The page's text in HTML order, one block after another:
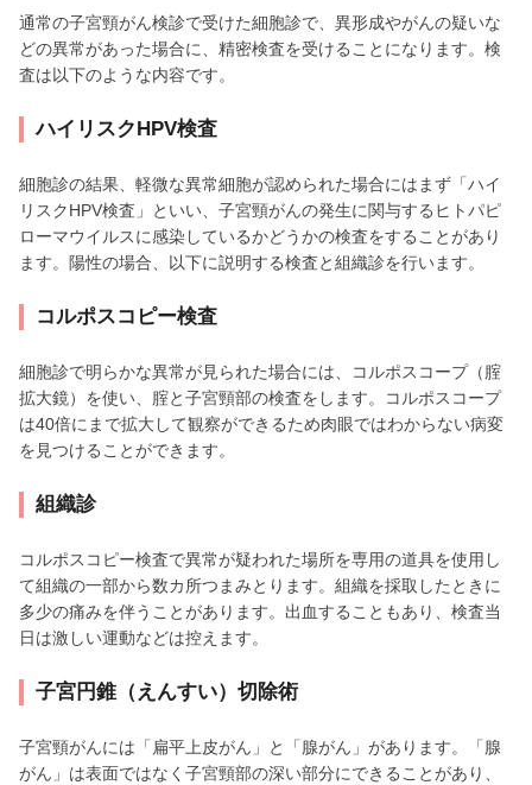
通常の子宮頸がん検診で受けた細胞診で、異形成やがんの疑いな
どの異常があった場合に、精密検査を受けることになります。検
査は以下のような内容です。
ハイリスクHPV検査
細胞診の結果、軽微な異常細胞が認められた場合にはまず「ハイ
リスクHPV検査」といい、子宮頸がんの発生に関与するヒトパピ
ローマウイルスに感染しているかどうかの検査をすることがあり
ます。陽性の場合、以下に説明する検査と組織診を行います。
コルポスコピー検査
細胞診で明らかな異常が見られた場合には、コルポスコープ（腟
拡大鏡）を使い、腟と子宮頸部の検査をします。コルポスコープ
は40倍にまで拡大して観察ができるため肉眼ではわからない病変
を見つけることができます。
組織診
コルポスコピー検査で異常が疑われた場所を専用の道具を使用し
て組織の一部から数カ所つまみとります。組織を採取したときに
多少の痛みを伴うことがあります。出血することもあり、検査当
日は激しい運動などは控えます。
子宮円錐（えんすい）切除術
子宮頸がんには「扁平上皮がん」と「腺がん」があります。「腺
がん」は表面ではなく子宮頸部の深い部分にできることがあり、